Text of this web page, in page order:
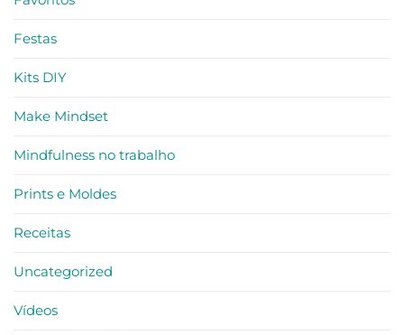
Festas
Kits DIY
Make Mindset
Mindfulness no trabalho
Prints e Moldes
Receitas
Uncategorized
Vídeos